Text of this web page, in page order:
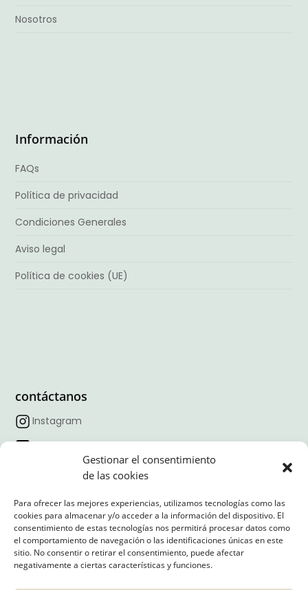
Gestionar el consentimiento
de las cookies
Para ofrecer las mejores experiencias, utilizamos tecnologías como las
cookies para almacenar y/o acceder a la información del dispositivo. El
consentimiento de estas tecnologías nos permitirá procesar datos como
el comportamiento de navegación o las identificaciones únicas en este
sitio. No consentir o retirar el consentimiento, puede afectar
negativamente a ciertas características y funciones.
Nosotros
Información
FAQs
Política de privacidad
Condiciones Generales
Aviso legal
Política de cookies (UE)
contáctanos
Instagram
Facebook
Linkedin
Horario:09:00 – 18:00
Correo:contacto@nexointeriores.com
Dirección: